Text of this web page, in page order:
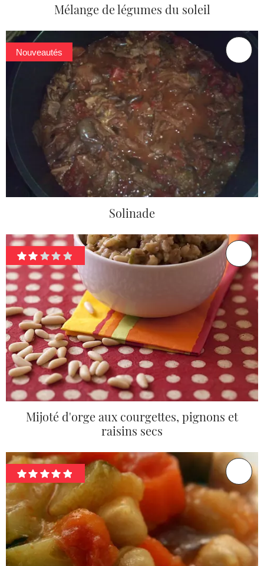
Mélange de légumes du soleil
Nouveautés
Solinade
Mijoté d'orge aux courgettes, pignons et
raisins secs